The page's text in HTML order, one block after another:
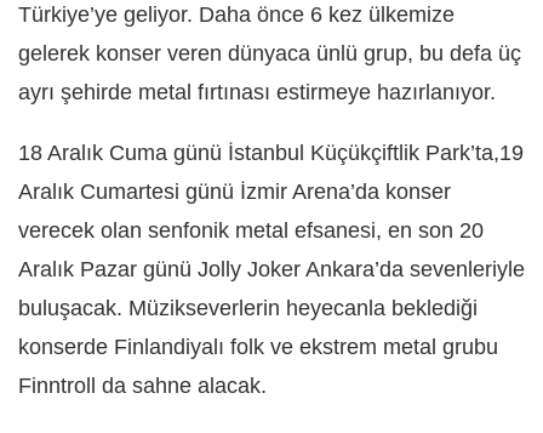
Türkiye’ye geliyor. Daha önce 6 kez ülkemize
gelerek konser veren dünyaca ünlü grup, bu defa üç
ayrı şehirde metal fırtınası estirmeye hazırlanıyor.
18 Aralık Cuma günü İstanbul Küçükçiftlik Park’ta,19
Aralık Cumartesi günü İzmir Arena’da konser
verecek olan senfonik metal efsanesi, en son 20
Aralık Pazar günü Jolly Joker Ankara’da sevenleriyle
buluşacak. Müzikseverlerin heyecanla beklediği
konserde Finlandiyalı folk ve ekstrem metal grubu
Finntroll da sahne alacak.